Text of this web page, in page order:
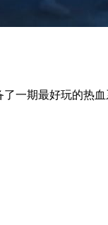
一期最好玩的热